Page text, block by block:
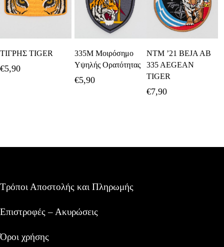
ΤΙΓΡΗΣ TIGER
€5,90
Προσθήκη Στο
Καλάθι
335Μ Μοιρόσημο
Υψηλής Ορατότητας
€5,90
Περισσότερα
NTM ’21 BEJA AB
335 AEGEAN
TIGER
€7,90
Τρόποι Αποστολής και Πληρωμής
Επιστροφές – Ακυρώσεις
Όροι χρήσης